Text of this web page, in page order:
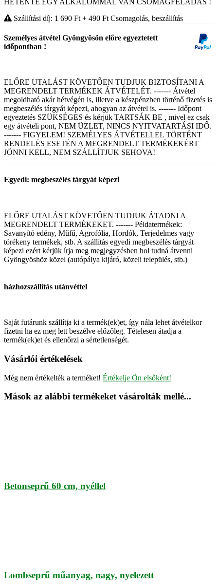
Szállítási díj: 1 690 Ft + 490 Ft Csomagolás, beszállítás
Személyes átvétel Gyöngyösön előre egyeztetett
időpontban !
ELŐRE UTALÁST KÖVETŐEN TUDJUK BIZTOSÍTANI A
MEGRENDELT TERMÉKEK ÁTVÉTELÉT. ------- Átvétel
megoldható akár hétvégén is, illetve a készpénzben történő fizetés is
megbeszélés tárgyát képezi, ahogyan az átvétel is. ------- Időpont
egyeztetés SZÜKSÉGES és kérjük TARTSÁK BE , mivel ez csak
egy átvételi pont, NEM ÜZLET, NINCS NYITVATARTÁSI IDŐ.
------- FIGYELEM! SZEMÉLYES ÁTVÉTELLEL TÖRTÉNT
RENDELÉS ESETÉN A MEGRENDELT TERMÉKEKÉRT
JÖNNI KELL, NEM SZÁLLÍTJUK SEHOVA!
Egyedi: megbeszélés tárgyát képezi
ELŐRE UTALÁST KÖVETŐEN TUDJUK ÁTADNI A
MEGRENDELT TERMÉKEKET. ------- Példatermékek:
Savanyító edény, Műfű, Agrofólia, Hordók, Terjedelmes vagy
törékeny termékek, stb. A szállítás egyedi megbeszélés tárgyát
képezi ezért kérjük írja meg megjegyzésben hol tudná átvenni
Gyöngyöshöz közel (autópálya kijáró, közeli település, stb.)
házhozszállítás utánvéttel
Saját futárunk szállítja ki a termék(ek)et, így nála lehet átvételkor
fizetni ha ez meg lett beszélve előzőleg. Tételesen átadja a
termék(ek)et és ellenőrzi a sértetlenségét.
Vásárlói értékelések
Még nem értékelték a terméket! Értékelje Ön elsőként!
Mások az alábbi termékeket vásárolták mellé...
Betonseprű 60 cm, nyéllel
Lombseprű műanyag, nagy, nyelezett